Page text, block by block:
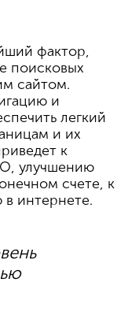
фактор,
поисковых
сайтом.
и
легкий
и их
к
улучшению
счете, к
интернете.